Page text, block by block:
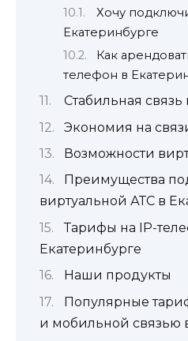
Хочу
Екатеринбурге
Как
телефон в
Стабильная
Экономия на
Возможности
Преимущества
виртуальной АТС в
Тарифы на IP-
Екатеринбурге
Наши продукты
Популярные
и мобильной связью